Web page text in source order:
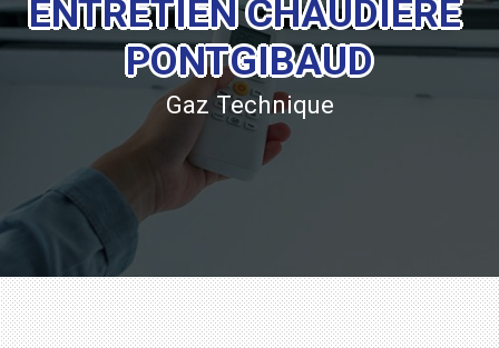
ENTRETIEN CHAUDIÈRE
PONTGIBAUD
Gaz Technique